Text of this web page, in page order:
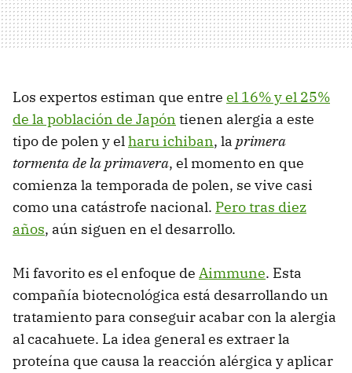
Los expertos estiman que entre el 16% y el 25%
de la población de Japón tienen alergia a este
tipo de polen y elharu ichiban, la primera
tormenta de la primavera, el momento en que
comienza la temporada de polen, se vive casi
como una catástrofe nacional. Pero tras diez
años, aún siguen en el desarrollo.
Mi favorito es el enfoque de Aimmune. Esta
compañía biotecnológica está desarrollando un
tratamiento para conseguir acabar con la alergia
al cacahuete. La idea general es extraer la
proteína que causa la reacción alérgica y aplicar